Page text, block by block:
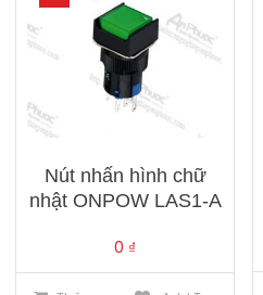
Nút nhấn hình chữ
nhật ONPOW LAS1-A
0 ₫